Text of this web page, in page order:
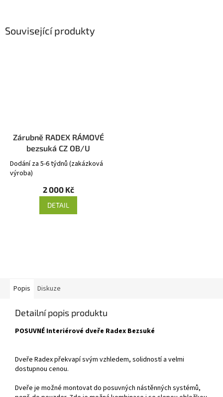
Související produkty
Zárubně RADEX RÁMOVÉ
bezsuká CZ OB/U
Dodání za 5-6 týdnů (zakázková
výroba)
2 000 Kč
DETAIL
Popis Diskuze
Detailní popis produktu
POSUVNÉ Interiérové dveře Radex Bezsuké
Dveře Radex překvapí svým vzhledem, solidností a velmi
dostupnou cenou.
Dveře je možné montovat do posuvných nástěnných systémů,